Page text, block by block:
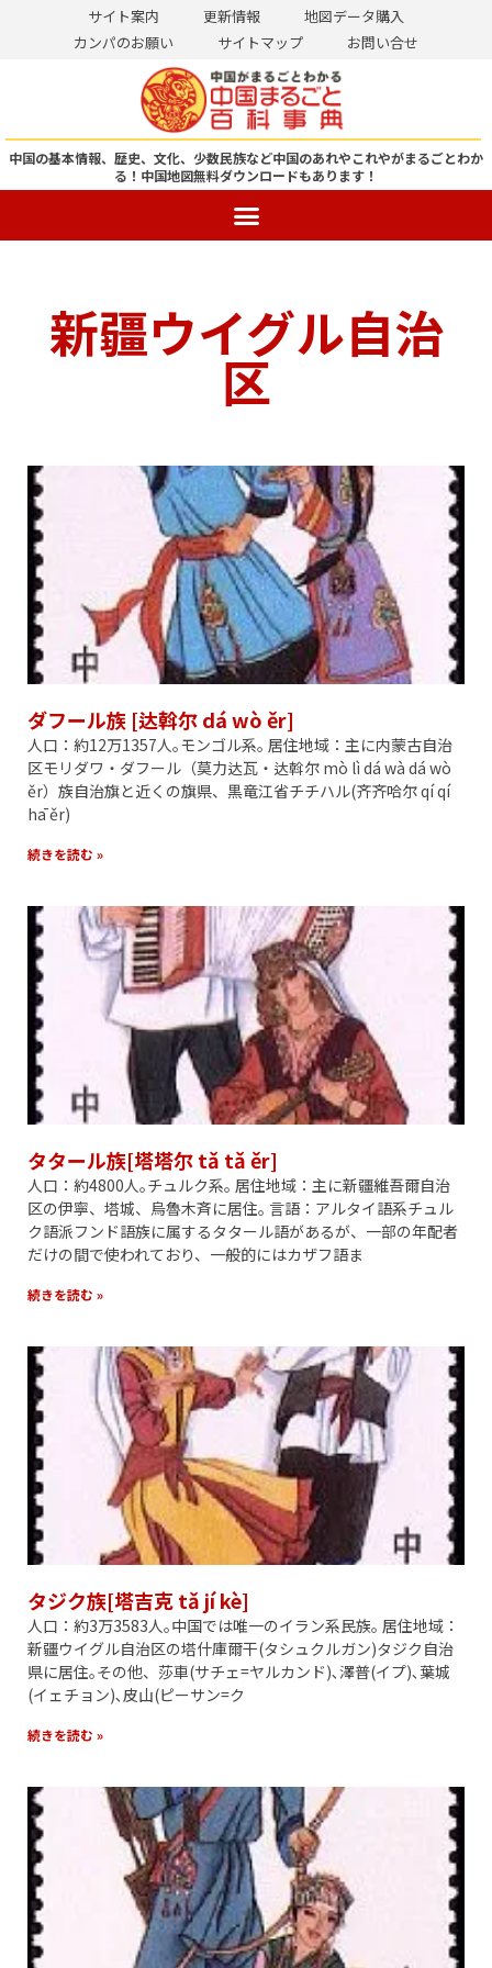
ン
ツ
ス
サイト案内 更新情報
地図データ購入
カンパのお願い
サイトマップ お問い合せ
中国の基本情報、歴史、文化、少数民族など中国のあれやこれやがまるごとわか
る！ 中国地図無料ダウンロードもあります！
新疆ウイグル自治
区
ダフール族 [达斡尔 dá wò ěr]
人口：約12万1357人｡モンゴル系｡ 居住地域：主に内蒙古自治
区モリダワ・ダフール（莫力达瓦・达斡尔 mò lì dá wà dá wò
ěr）族自治旗と近くの旗県、黒竜江省チチハル(齐齐哈尔 qí qí
hā ěr)
続きを読む »
タタール族[塔塔尔 tǎ tǎ ěr]
人口：約4800人｡チュルク系｡ 居住地域：主に新疆維吾爾自治
区の伊寧、塔城、烏魯木斉に居住｡ 言語：アルタイ語系チュル
ク語派フンド語族に属するタタール語があるが、一部の年配者
だけの間で使われており、一般的にはカザフ語ま
続きを読む »
タジク族[塔吉克 tǎ jí kè]
人口：約3万3583人｡中国では唯一のイラン系民族｡ 居住地域：
新疆ウイグル自治区の塔什庫爾干(タシュクルガン)タジク自治
県に居住｡その他、莎車(サチェ=ヤルカンド)､澤普(イプ)､葉城
(イェチョン)､皮山(ピーサン=ク
続きを読む »